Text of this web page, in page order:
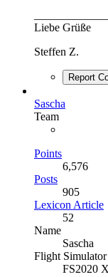
Liebe Grüße
Steffen Z.
Report
Sascha
Team
Points
6,576
Posts
905
Lexicon Article
52
Name
Sascha
Flight Simulator
FS2020